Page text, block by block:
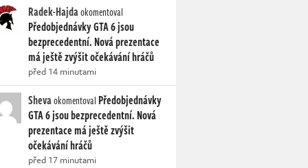
Radek-Hajdaokomentoval
Předobjednávky GTA 6 jsou
bezprecedentní. Nová prezentace
má ještě zvýšit očekávání hráčů
před 14 minutami
Shevaokomentoval Předobjednávky
GTA 6 jsou bezprecedentní. Nová
prezentace má ještě zvýšit
očekávání hráčů
před 17 minutami